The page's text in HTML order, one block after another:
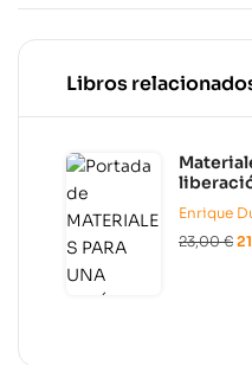
Libros
Enrique
23,00€